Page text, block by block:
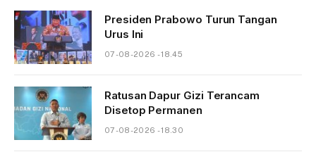
Presiden Prabowo Turun Tangan
Urus Ini
07-08-2026 - 18.45
Ratusan Dapur Gizi Terancam
Disetop Permanen
07-08-2026 - 18.30